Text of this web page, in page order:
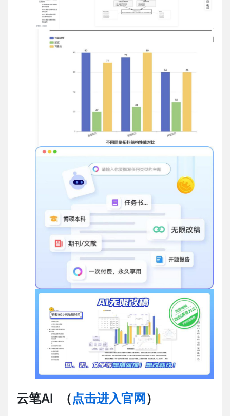
云笔AI （点击进入官网 ）